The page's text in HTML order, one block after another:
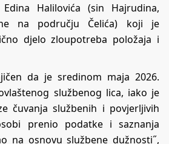
Halilovića (sin Hajrudina,
na području Čelića) koji je
djelo zloupotreba položaja i
da je sredinom maja 2026.
službenog lica, iako je
čuvanja službenih i povjerljivih
prenio podatke i saznanja
na osnovu službene dužnosti˝,